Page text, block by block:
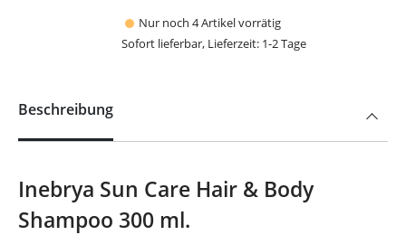
Nur noch 4 Artikel vorrätig
Sofort lieferbar, Lieferzeit: 1-2 Tage
Beschreibung
Inebrya Sun Care Hair & Body
Shampoo 300 ml.